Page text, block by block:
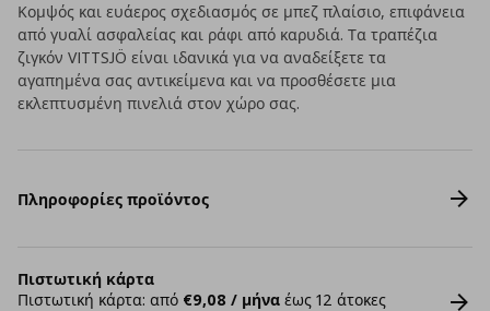
Κομψός και ευάερος σχεδιασμός σε μπεζ πλαίσιο, επιφάνεια
από γυαλί ασφαλείας και ράφι από καρυδιά. Τα τραπέζια
ζιγκόν VITTSJÖ είναι ιδανικά για να αναδείξετε τα
αγαπημένα σας αντικείμενα και να προσθέσετε μια
εκλεπτυσμένη πινελιά στον χώρο σας.
Πληροφορίες προϊόντος
Πιστωτική κάρτα
Πιστωτική κάρτα: από €9,08 / μήνα έως 12 άτοκες